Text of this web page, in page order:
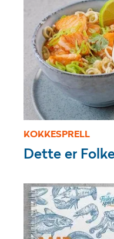
KOKKESPRELL
Dette er